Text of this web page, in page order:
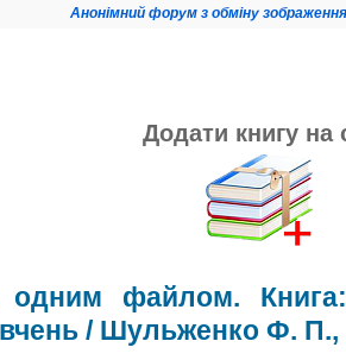
Анонімний форум з обміну
Додати книгу на
одним файлом. Книга:
/ Шульженко Ф. П.,